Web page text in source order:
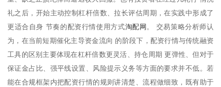
礼之后，开始主动控制杠杆倍数、拉长评估周期，在实践中形成了
更适合自身 节奏的配资行情使用方式淘配网。 交易策略分析师认
为，在当前短期催化主导资金流向 的阶段下，配资行情与传统融资
工具的区别主要体现在杠杆倍数更灵活、持仓周期 更弹性、但对于
保证金占比、强平线设置、风险提示义务等方面的要求并不低。若
能在合规框架内把配资行情的规则讲清楚、流程做细致，既有助于